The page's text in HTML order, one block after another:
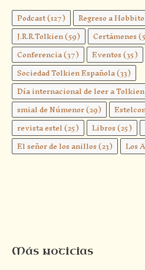
Podcast(127) Regreso a
J.R.R.Tolkien(59) Certámenes
Conferencia(37) Eventos(35)
Sociedad Tolkien Española(33)
Día internacional de leer a Tolkien
smial de Númenor(29)
revista estel(25) Libros(25)
El señor de los anillos(23) Los
Más noticias